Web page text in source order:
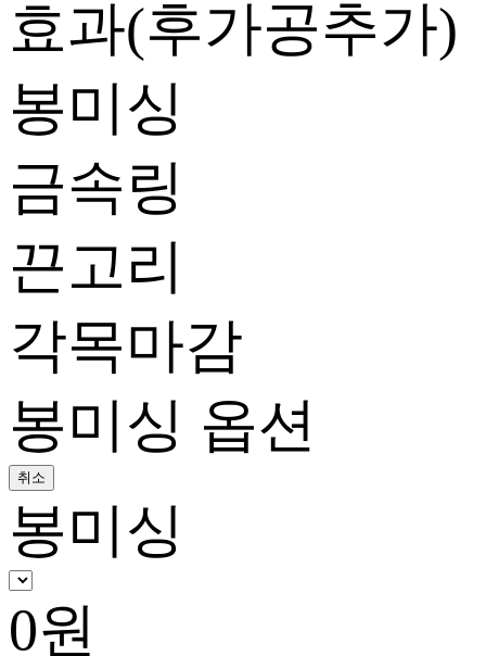
효과(후가공추가)
봉미싱
금속링
끈고리
각목마감
봉미싱 옵션
취소
봉미싱
0원